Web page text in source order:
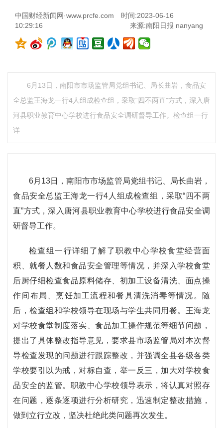
中国财经新闻网·www.prcfe.com
时间:2023-06-16
10:29:16
来源:南阳日报 nanyang
6月13日，南阳市市场监管局党组书记、局长曲岩，食品安
全总监王海龙一行4人组成检查组，采取“四不两直”方式，深入唐
河县职业教育中心学校进行食品安全调研督导工作。检查组一行
详
6月13日，南阳市市场监管局党组书记、局长曲岩，
食品安全总监王海龙一行4人组成检查组，采取“四不两
直”方式，深入唐河县职业教育中心学校进行食品安全调
研督导工作。
检查组一行详细了解了职教中心学校食堂经营面
积、就餐人数和食品安全管理等情况，并深入学校食堂
后厨仔细检查食品原料储存、初加工设备清洗、面点操
作间布局、烹饪加工流程和餐具清洗消毒等情况。随
后，检查组和学校领导在现场与学生共同用餐。王海龙
对学校食堂制度落实、食品加工操作规范等细节问题，
提出了具体整改指导意见，要求县市场监管局对本次督
导检查发现的问题进行跟踪整改，并强调全县各级各类
学校要引以为戒，对标自查，举一反三，加大对学校食
品安全的监管。职教中心学校领导表示，将认真对照存
在问题，逐条逐项进行分析研究，迅速制定整改措施，
做到立行立改，坚决杜绝此类问题再次发生。